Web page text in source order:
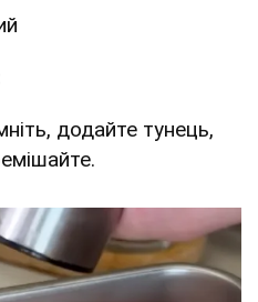
додайте тунець,